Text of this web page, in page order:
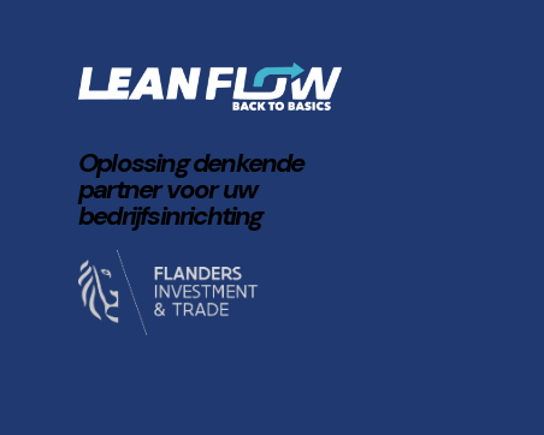
Oplossing denkende
partner voor uw
bedrijfsinrichting